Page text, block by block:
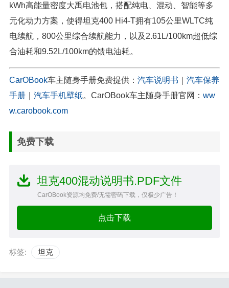
kWh高能量密度大禹电池包，搭配纯电、混动、智能等多
元化动力方案，使得坦克400 Hi4-T拥有105公里WLTC纯
电续航，800公里综合续航能力，以及2.61L/100km超低综
合油耗和9.52L/100km的馈电油耗。
CarOBook车主随身手册免费提供： 汽车说明书
汽车保养
手册
汽车手机壁纸。CarOBook车主随身手册官网： ww
w.carobook.com
免费下载
坦克400混动说明书.PDF文件
CarOBook资源均免费/无需密码下载，仅极少广告！
点击下载
标签: 坦克